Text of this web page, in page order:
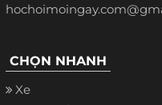
CHỌN NHANH
Xe